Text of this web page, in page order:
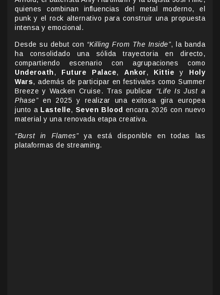
quienes combinan influencias del metal moderno, el
punk y el rock alternativo para construir una propuesta
intensa y emocional.
Desde su debut con “Killing From The Inside”, la banda
ha consolidado una sólida trayectoria en directo,
compartiendo escenario con agrupaciones como
Underoath, Future Palace,Ankor, Kittie y Holy
Wars, además de participar en festivales como Summer
Breeze y Wacken Cruise. Tras publicar “Life Is Just a
Phase” en 2025 y realizar una exitosa gira europea
junto a Lastelle, Seven Blood encara 2026 con nuevo
material y una renovada etapa creativa.
“Burst in Flames” ya está disponible en todas las
plataformas de streaming.